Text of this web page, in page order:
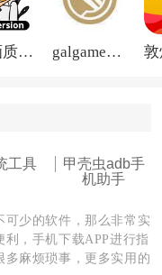
相关功能。通过
，下次不需要重新
用时，操作效率会
PGT画质助手旧版 galgame游戏盒子2026
工具
甲壳虫adb手
机助手
少的软件，那么非常实
，手机下载APP进行指
多麻烦琐事，更多实用的